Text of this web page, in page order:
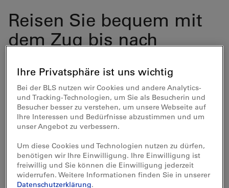
Reisen Sie bequem mit
dem Zug bis nach
Sie durch uns abgeholt.
Buchungen sind ab
sofort möglich. Das
Angebot ist von Montag
bis Freitag buchbar.
Ihre Privatsphäre ist uns wichtig
Bei der BLS nutzen wir Cookies und andere Analytics-
und Tracking-Technologien, um Sie als Besucherin und
Besucher besser zu verstehen, um unsere Webseite auf
Ihre Interessen und Bedürfnisse abzustimmen und um
unser Angebot zu verbessern.
Um diese Cookies und Technologien nutzen zu dürfen,
benötigen wir Ihre Einwilligung. Ihre Einwilligung ist
freiwillig und Sie können die Einwilligung jederzeit
widerrufen. Weitere Informationen finden Sie in unserer
Datenschutzerklärung.